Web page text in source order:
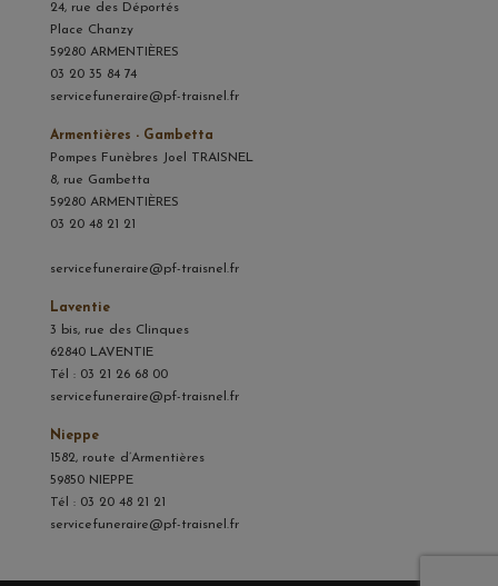
24, rue des Déportés
Place Chanzy
59280 ARMENTIÈRES
03 20 35 84 74
servicefuneraire@pf-traisnel.fr
Armentières - Gambetta
Pompes Funèbres Joel TRAISNEL
8, rue Gambetta
59280 ARMENTIÈRES
03 20 48 21 21
servicefuneraire@pf-traisnel.fr
Laventie
3 bis, rue des Clinques
62840 LAVENTIE
Tél : 03 21 26 68 00
servicefuneraire@pf-traisnel.fr
Nieppe
1582, route d’Armentières
59850 NIEPPE
Tél : 03 20 48 21 21
servicefuneraire@pf-traisnel.fr